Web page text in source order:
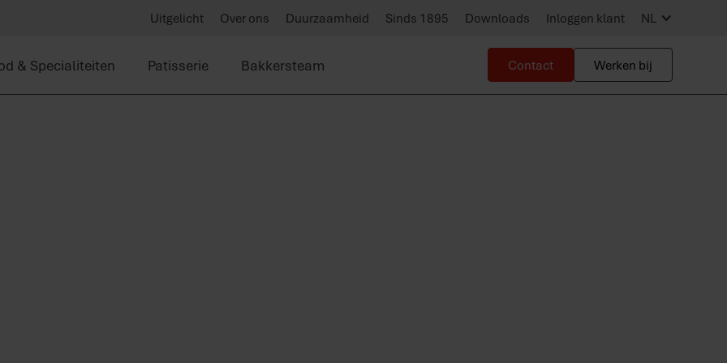
& Specialiteiten Patisserie Bakkersteam
Uitgelicht Over ons Duurzaamheid Sinds 1895 Downloads Inloggen klant NL
Contact Werken bij